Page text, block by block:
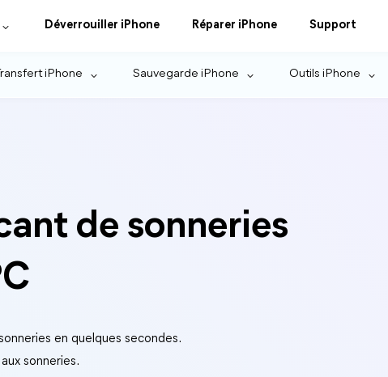
Déverrouiller iPhone Réparer iPhone Support
iPhone Sauvegarde iPhone Outils iPhone
de sonneries
en quelques secondes.
sonneries.